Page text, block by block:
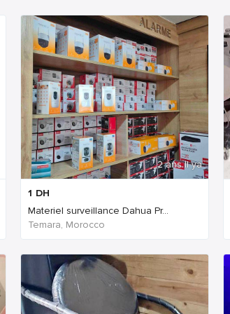
2 ans Il ya
1 DH
Materiel surveillance Dahua Pr...
Temara, Morocco